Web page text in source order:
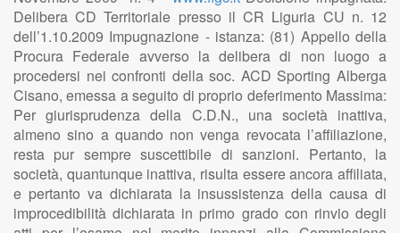
Delibera CD Territoriale presso il CR Liguria CU n. 12
dell’1.10.2009 Impugnazione - istanza: (81) Appello della
Procura Federale avverso la delibera di non luogo a
procedersi nei confronti della soc. ACD Sporting Alberga
Cisano, emessa a seguito di proprio deferimento Massima:
Per giurisprudenza della C.D.N., una società inattiva,
almeno sino a quando non venga revocata l’affiliazione,
resta pur sempre suscettibile di sanzioni. Pertanto, la
società, quantunque inattiva, risulta essere ancora affiliata,
e pertanto va dichiarata la insussistenza della causa di
improcedibilità dichiarata in primo grado con rinvio degli